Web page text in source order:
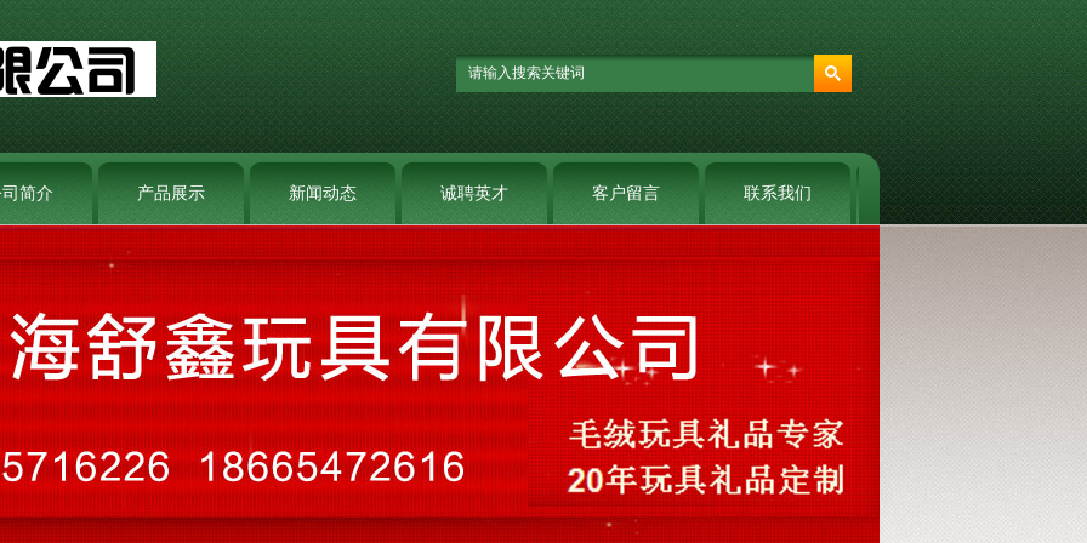
简介 产品展示 新闻动态 诚聘英才 客户留言 联系我们